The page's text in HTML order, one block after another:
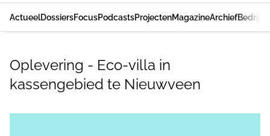
ActueelDossiersFocusPodcastsProjectenMagazineArchief
Oplevering - Eco-villa in
kassengebied te Nieuwveen